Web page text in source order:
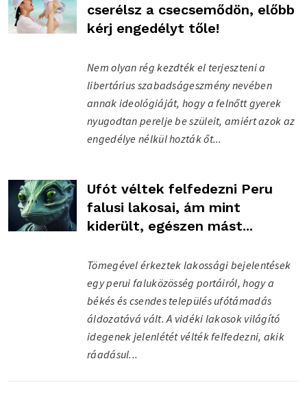
cserélsz a csecsemődön, előbb
kérj engedélyt tőle!
Nem olyan rég kezdték el terjeszteni a
libertárius szabadságeszmény nevében
annak ideológiáját, hogy a felnőtt gyerek
nyugodtan perelje be szüleit, amiért azok az
engedélye nélkül hozták őt...
Ufót véltek felfedezni Peru
falusi lakosai, ám mint
kiderült, egészen mást...
Tömegével érkeztek lakossági bejelentések
egy perui faluközösség portáiról, hogy a
békés és csendes település ufótámadás
áldozatává vált. A vidéki lakosok világító
idegenek jelenlétét vélték felfedezni, akik
ráadásul...